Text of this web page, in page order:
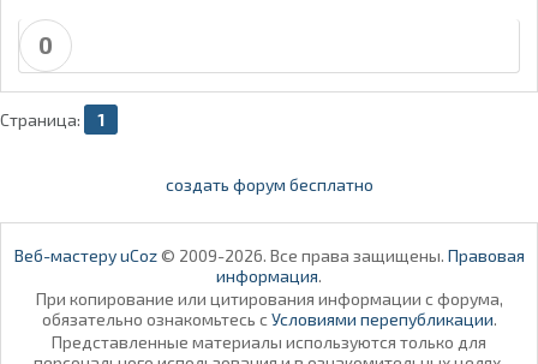
0
Страница: 1
создать форум бесплатно
Веб-мастеру uCoz© 2009-2026. Все права защищены. Правовая
информация.
При копирование или цитирования информации с форума,
обязательно ознакомьтесь с Условиями перепубликации.
Представленные материалы используются только для